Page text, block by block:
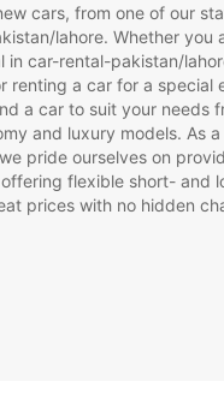
cars, from one of our
lahore. Whether you
in car-rental-pakistan/
renting a car for a special
a car to suit your needs
and luxury models. As
pride ourselves on
flexible short- and
prices with no hidden